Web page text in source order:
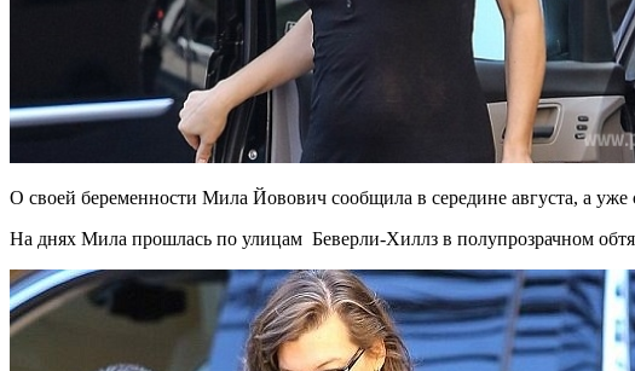
О своей беременности Мила Йовович сообщила в середине августа, а уже
На днях Мила прошлась по улицам Беверли-Хиллз в полупрозрачном